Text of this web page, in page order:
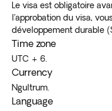
Le visa est obligatoire
l’approbation du visa,
développement durable
Time zone
UTC + 6.
Currency
Ngultrum.
Language